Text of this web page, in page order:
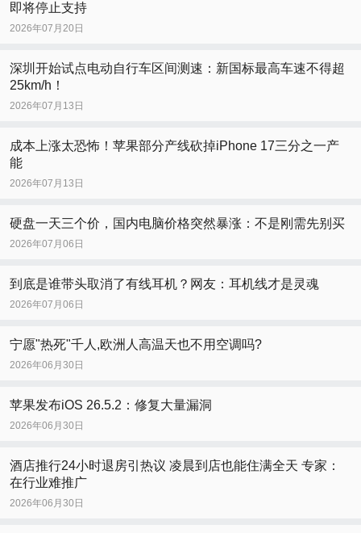
即将停止支持
2026年07月20日
深圳开始试点电动自行车区间测速：新国标最高车速不得超
25km/h！
2026年07月13日
成本上涨太恐怖！苹果部分产线砍掉iPhone 17三分之一产
能
2026年07月13日
硬盘一天三个价，国内电脑价格突然暴涨：不是刚需先别买
2026年07月06日
到底是谁带头取消了有线耳机？网友：耳机线才是灵魂
2026年07月06日
宁愿"热死"千人,欧洲人高温天也不用空调吗?
2026年06月30日
苹果发布iOS 26.5.2：修复大量漏洞
2026年06月30日
酒店推行24小时退房引热议 凌晨到店也能住满全天 专家：
在行业难推广
2026年06月30日